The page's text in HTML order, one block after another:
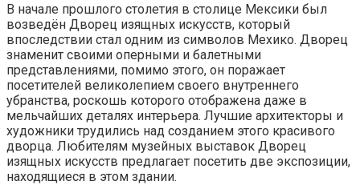
В начале прошлого столетия в столице Мексики был
возведён Дворец изящных искусств, который
впоследствии стал одним из символов Мехико. Дворец
знаменит своими оперными и балетными
представлениями, помимо этого, он поражает
посетителей великолепием своего внутреннего
убранства, роскошь которого отображена даже в
мельчайших деталях интерьера. Лучшие архитекторы и
художники трудились над созданием этого красивого
дворца. Любителям музейных выставок Дворец
изящных искусств предлагает посетить две экспозиции,
находящиеся в этом здании.